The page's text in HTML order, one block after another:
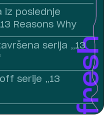
iz poslednje
Reasons Why
serija „13
serije „13